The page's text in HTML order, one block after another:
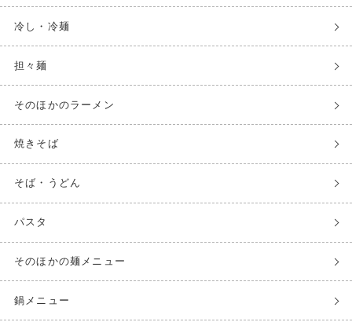
冷し・冷麺
担々麺
そのほかのラーメン
焼きそば
そば・うどん
パスタ
そのほかの麺メニュー
鍋メニュー